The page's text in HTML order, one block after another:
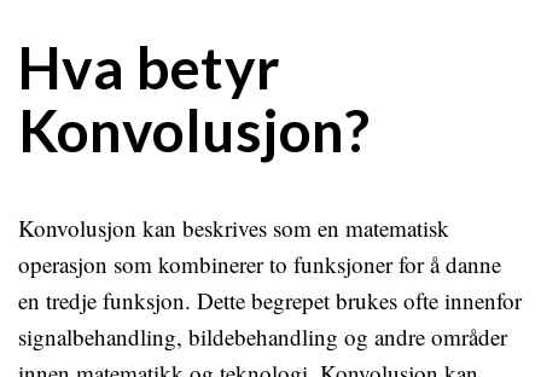
Hva betyr
Konvolusjon?
Konvolusjon kan beskrives som en matematisk
operasjon som kombinerer to funksjoner for å danne
en tredje funksjon. Dette begrepet brukes ofte innenfor
signalbehandling, bildebehandling og andre områder